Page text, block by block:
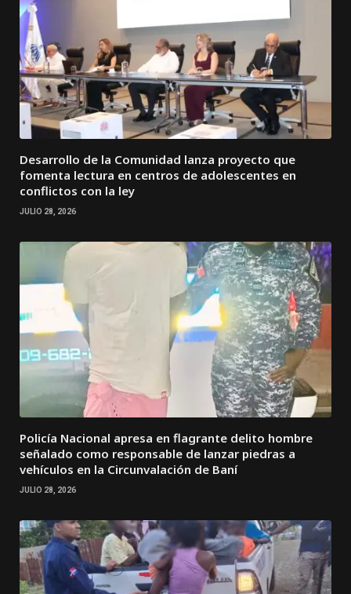
Desarrollo de la Comunidad lanza proyecto que
fomenta lectura en centros de adolescentes en
conflictos con la ley
JULIO 28, 2026
Policía Nacional apresa en flagrante delito hombre
señalado como responsable de lanzar piedras a
vehículos en la Circunvalación de Baní
JULIO 28, 2026